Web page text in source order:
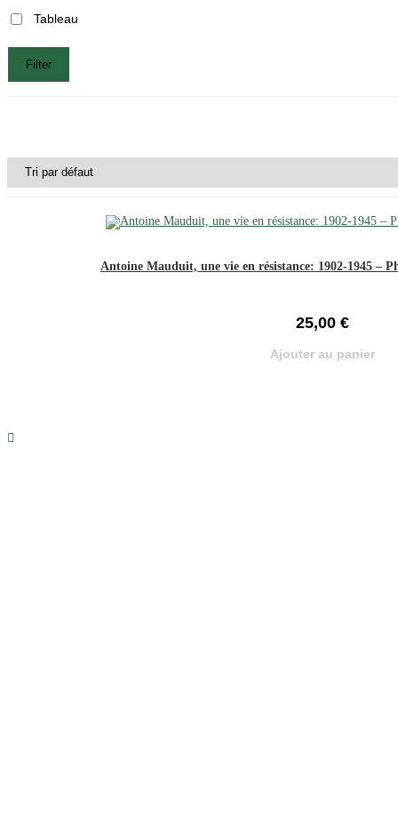
Tableau
Filter
Antoine Mauduit, une vie en résistance: 1902-1945 –
25,00 €
Ajouter au panier